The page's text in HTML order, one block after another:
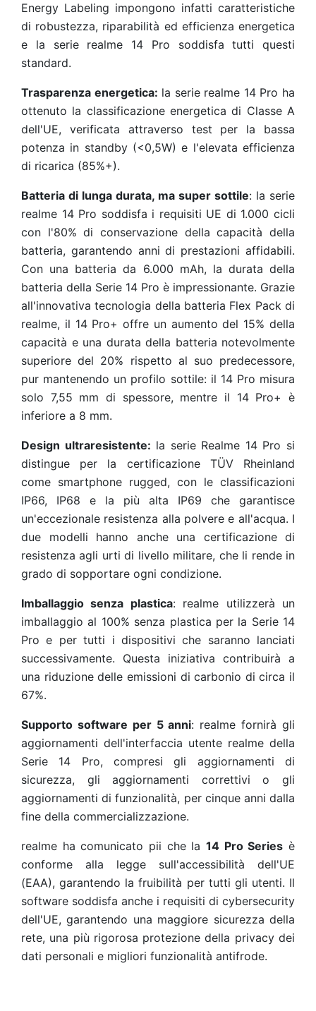
Energy Labeling impongono infatti caratteristiche
di robustezza, riparabilità ed efficienza energetica
e la serie realme 14 Pro soddisfa tutti questi
standard.
Trasparenza energetica: la serie realme 14 Pro ha
ottenuto la classificazione energetica di Classe A
dell'UE, verificata attraverso test per la bassa
potenza in standby (<0,5W) e l'elevata efficienza
di ricarica (85%+).
Batteria di lunga durata, ma super sottile: la serie
realme 14 Pro soddisfa i requisiti UE di 1.000 cicli
con l'80% di conservazione della capacità della
batteria, garantendo anni di prestazioni affidabili.
Con una batteria da 6.000 mAh, la durata della
batteria della Serie 14 Pro è impressionante. Grazie
all'innovativa tecnologia della batteria Flex Pack di
realme, il 14 Pro+ offre un aumento del 15% della
capacità e una durata della batteria notevolmente
superiore del 20% rispetto al suo predecessore,
pur mantenendo un profilo sottile: il 14 Pro misura
solo 7,55 mm di spessore, mentre il 14 Pro+ è
inferiore a 8 mm.
Design ultraresistente: la serie Realme 14 Pro si
distingue per la certificazione TÜV Rheinland
come smartphone rugged, con le classificazioni
IP66, IP68 e la più alta IP69 che garantisce
un'eccezionale resistenza alla polvere e all'acqua. I
due modelli hanno anche una certificazione di
resistenza agli urti di livello militare, che li rende in
grado di sopportare ogni condizione.
Imballaggio senza plastica: realme utilizzerà un
imballaggio al 100% senza plastica per la Serie 14
Pro e per tutti i dispositivi che saranno lanciati
successivamente. Questa iniziativa contribuirà a
una riduzione delle emissioni di carbonio di circa il
67%.
Supporto software per 5 anni: realme fornirà gli
aggiornamenti dell'interfaccia utente realme della
Serie 14 Pro, compresi gli aggiornamenti di
sicurezza, gli aggiornamenti correttivi o gli
aggiornamenti di funzionalità, per cinque anni dalla
fine della commercializzazione.
realme ha comunicato pii che la 14 Pro Series è
conforme alla legge sull'accessibilità dell'UE
(EAA), garantendo la fruibilità per tutti gli utenti. Il
software soddisfa anche i requisiti di cybersecurity
dell'UE, garantendo una maggiore sicurezza della
rete, una più rigorosa protezione della privacy dei
dati personali e migliori funzionalità antifrode.